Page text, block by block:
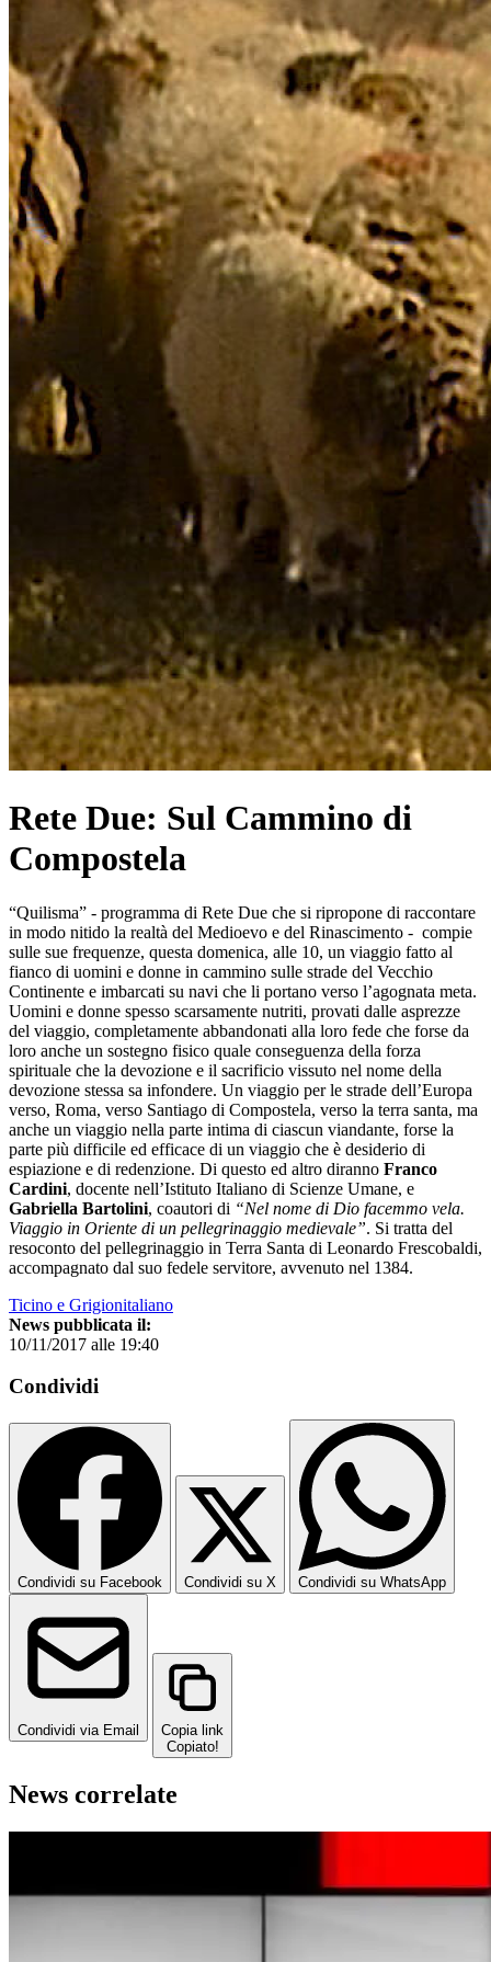
Rete Due: Sul Cammino di
Compostela
“Quilisma” - programma di Rete Due che si ripropone di raccontare
in modo nitido la realtà del Medioevo e del Rinascimento - compie
sulle sue frequenze, questa domenica, alle 10, un viaggio fatto al
fianco di uomini e donne in cammino sulle strade del Vecchio
Continente e imbarcati su navi che li portano verso l’agognata meta.
Uomini e donne spesso scarsamente nutriti, provati dalle asprezze
del viaggio, completamente abbandonati alla loro fede che forse da
loro anche un sostegno fisico quale conseguenza della forza
spirituale che la devozione e il sacrificio vissuto nel nome della
devozione stessa sa infondere. Un viaggio per le strade dell’Europa
verso, Roma, verso Santiago di Compostela, verso la terra santa, ma
anche un viaggio nella parte intima di ciascun viandante, forse la
parte più difficile ed efficace di un viaggio che è desiderio di
espiazione e di redenzione. Di questo ed altro diranno Franco
Cardini, docente nell’Istituto Italiano di Scienze Umane, e
Gabriella Bartolini, coautori di “Nel nome di Dio facemmo vela.
Viaggio in Oriente di un pellegrinaggio medievale”. Si tratta del
resoconto del pellegrinaggio in Terra Santa di Leonardo Frescobaldi,
accompagnato dal suo fedele servitore, avvenuto nel 1384.
Ticino e Grigionitaliano
News pubblicata il:
10/11/2017 alle 19:40
Condividi
Condividi su Facebook Condividi su X Condividi su WhatsApp
Condividi via Email
Copia link
Copiato!
News correlate